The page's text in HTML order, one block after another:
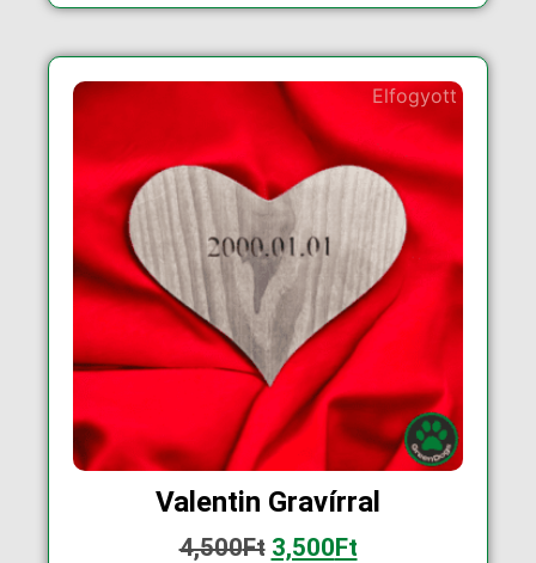
Elfogyott
Valentin Gravírral
4,500Ft 3,500Ft